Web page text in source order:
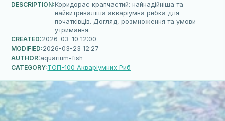
DESCRIPTION:Коридорас крапчастий: найнадійніша та
найвитриваліша акваріумна рибка для
початківців. Догляд, розмноження та умови
утримання.
CREATED:2026-03-10 12:00
MODIFIED:2026-03-23 12:27
AUTHOR:aquarium-fish
CATEGORY:ТОП-100 Акваріумних Риб